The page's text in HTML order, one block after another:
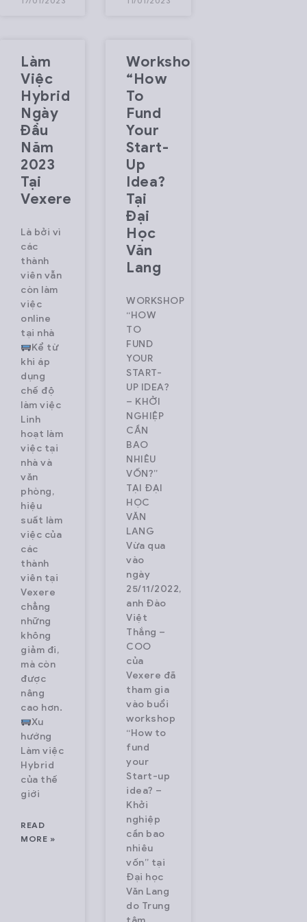
Làm
Việc
Hybrid
Ngày
Đầu
Năm
2023
Tại
Vexere
Là bởi vì
các
thành
viên vẫn
còn làm
việc
online
tại nhà
Kể từ
khi áp
dụng
chế độ
làm việc
Linh
hoạt làm
việc tại
nhà và
văn
phòng,
hiệu
suất làm
việc của
các
thành
viên tại
Vexere
chẳng
những
không
giảm đi,
mà còn
được
nâng
cao hơn.
Xu
hướng
Làm việc
Hybrid
của thế
giới
READ
MORE »
Workshop
“How
To
Fund
Your
Start-
Up
Idea?
Tại
Đại
Học
Văn
Lang
WORKSHOP
“HOW
TO
FUND
YOUR
START-
UP IDEA?
– KHỞI
NGHIỆP
CẦN
BAO
NHIÊU
VỐN?”
TẠI ĐẠI
HỌC
VĂN
LANG
Vừa qua
vào
ngày
25/11/2022,
anh Đào
Việt
Thắng –
COO
của
Vexere đã
tham gia
vào buổi
workshop
“How to
fund
your
Start-up
idea? –
Khởi
nghiệp
cần bao
nhiêu
vốn” tại
Đại học
Văn Lang
do Trung